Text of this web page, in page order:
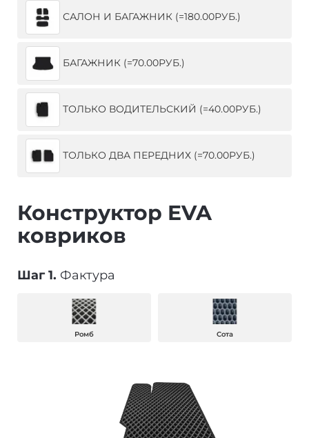
САЛОН И БАГАЖНИК (=180.00РУБ.)
БАГАЖНИК (=70.00РУБ.)
ТОЛЬКО ВОДИТЕЛЬСКИЙ (=40.00РУБ.)
ТОЛЬКО ДВА ПЕРЕДНИХ (=70.00РУБ.)
Конструктор EVA
ковриков
Шаг 1. Фактура
Ромб Сота